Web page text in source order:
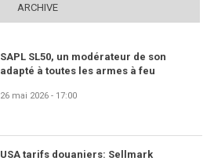
ARCHIVE
SAPL SL50, un modérateur de son
adapté à toutes les armes à feu
26 mai 2026 - 17:00
USA tarifs douaniers: Sellmark